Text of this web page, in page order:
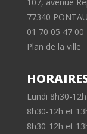
77340
01 70 05 47 00
Plan de la ville
Lundi 8h30-
8h30-12h et
8h30-12h et